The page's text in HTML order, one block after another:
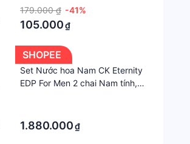
179.000 ₫ -41%
105.000₫
SHOPEE
Set Nước hoa Nam CK Eternity
EDP For Men 2 chai Nam tính,
1.880.000₫